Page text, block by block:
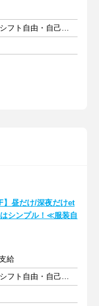
週2日以上 1日4時間以上 シフト自由・自己申告
】昼だけ/深夜だけet
シンプル！≪服装自
給
週1日以上 1日3時間以上 シフト自由・自己申告